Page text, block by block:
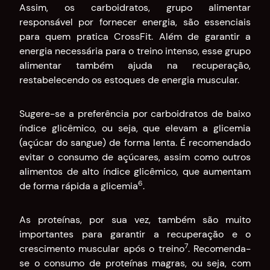
Assim, os carboidratos, grupo alimentar
responsável por fornecer energia, são essenciais
para quem pratica CrossFit. Além de garantir a
energia necessária para o treino intenso, esse grupo
alimentar também ajuda na recuperação,
restabelecendo os estoques de energia muscular.
Sugere-se a preferência por carboidratos de baixo
índice glicêmico, ou seja, que elevam a glicemia
(açúcar do sangue) de forma lenta. É recomendado
evitar o consumo de açúcares, assim como outros
alimentos de alto índice glicêmico, que aumentam
de forma rápida a glicemia6.
As proteínas, por sua vez, também são muito
importantes para garantir a recuperação e o
crescimento muscular após o treino7. Recomenda-
se o consumo de proteínas magras, ou seja, com